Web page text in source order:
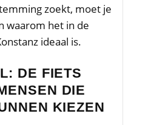
zoekt, moet je
waarom het in de
ideaal is.
DE FIETS
DIE
KIEZEN